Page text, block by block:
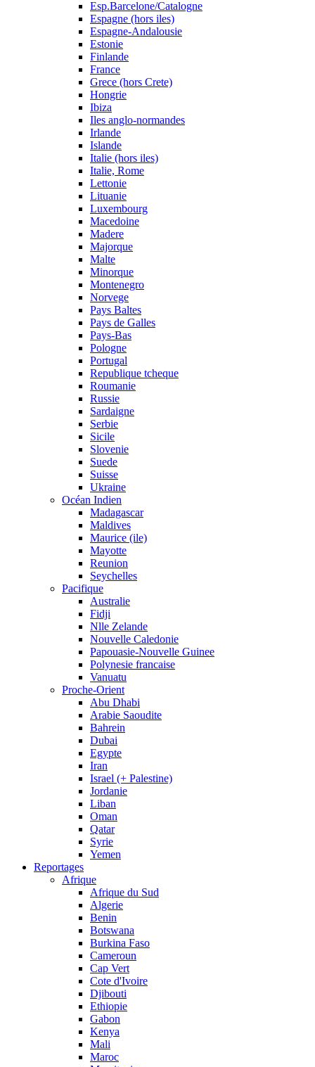
Esp.Barcelone/Catalogne
Espagne (hors iles)
Espagne-Andalousie
Estonie
Finlande
France
Grece (hors Crete)
Hongrie
Ibiza
Iles anglo-normandes
Irlande
Islande
Italie (hors iles)
Italie, Rome
Lettonie
Lituanie
Luxembourg
Macedoine
Madere
Majorque
Malte
Minorque
Montenegro
Norvege
Pays Baltes
Pays de Galles
Pays-Bas
Pologne
Portugal
Republique tcheque
Roumanie
Russie
Sardaigne
Serbie
Sicile
Slovenie
Suede
Suisse
Ukraine
Océan Indien
Madagascar
Maldives
Maurice (ile)
Mayotte
Reunion
Seychelles
Pacifique
Australie
Fidji
Nlle Zelande
Nouvelle Caledonie
Papouasie-Nouvelle Guinee
Polynesie francaise
Vanuatu
Proche-Orient
Abu Dhabi
Arabie Saoudite
Bahrein
Dubai
Egypte
Iran
Israel (+ Palestine)
Jordanie
Liban
Oman
Qatar
Syrie
Yemen
Reportages
Afrique
Afrique du Sud
Algerie
Benin
Botswana
Burkina Faso
Cameroun
Cap Vert
Cote d'Ivoire
Djibouti
Ethiopie
Gabon
Kenya
Mali
Maroc